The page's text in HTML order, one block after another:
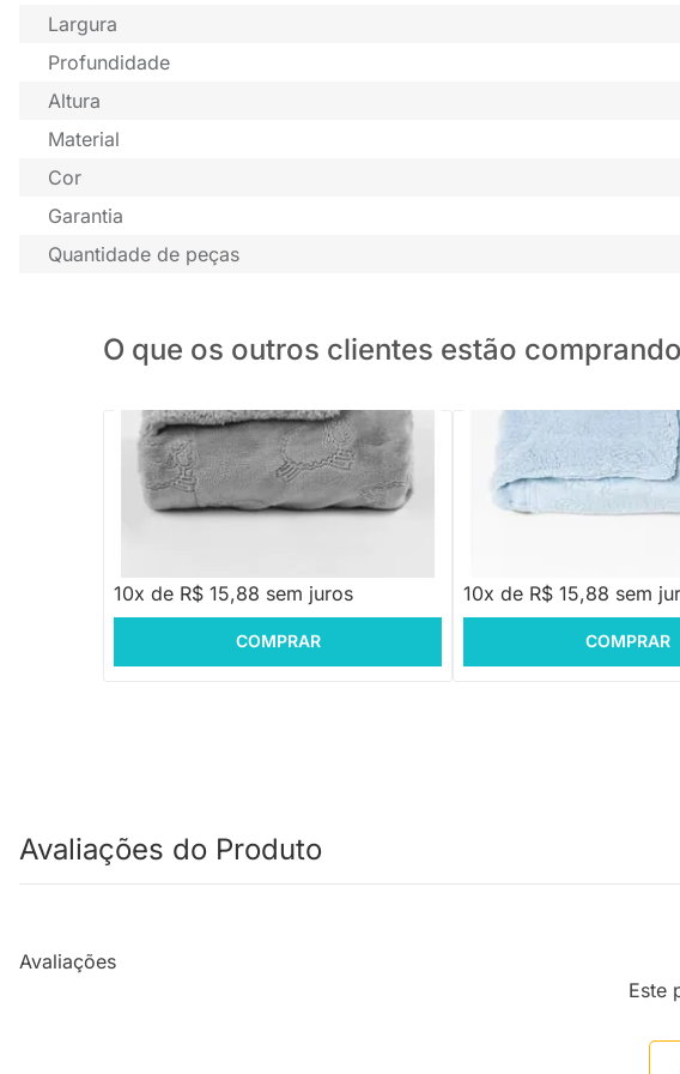
Largura
Profundidade
Altura
Material
Cor
Garantia
Quantidade de peças
O que os outros clientes estão comprando
PRONTA ENTREGA
Manta Infantil Sherpam Ferrete Cinza -
90X110cm
10x de R$ 15,88 sem juros
COMPRAR
PRONTA
Cobertor Sherpan Ferreti -
10x de R$ 15,88 sem
COMPRAR
Avaliações do Produto
Avaliações
Este